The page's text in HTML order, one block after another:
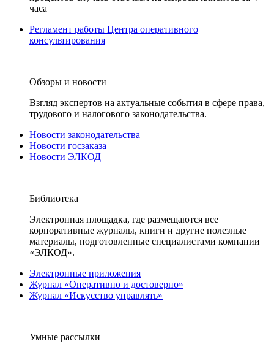
часа
Регламент работы Центра оперативного
консультирования
Обзоры и новости
Взгляд экспертов на актуальные события в сфере права,
трудового и налогового законодательства.
Новости законодательства
Новости госзаказа
Новости ЭЛКОД
Библиотека
Электронная площадка, где размещаются все
корпоративные журналы, книги и другие полезные
материалы, подготовленные специалистами компании
«ЭЛКОД».
Электронные приложения
Журнал «Оперативно и достоверно»
Журнал «Искусство управлять»
Умные рассылки